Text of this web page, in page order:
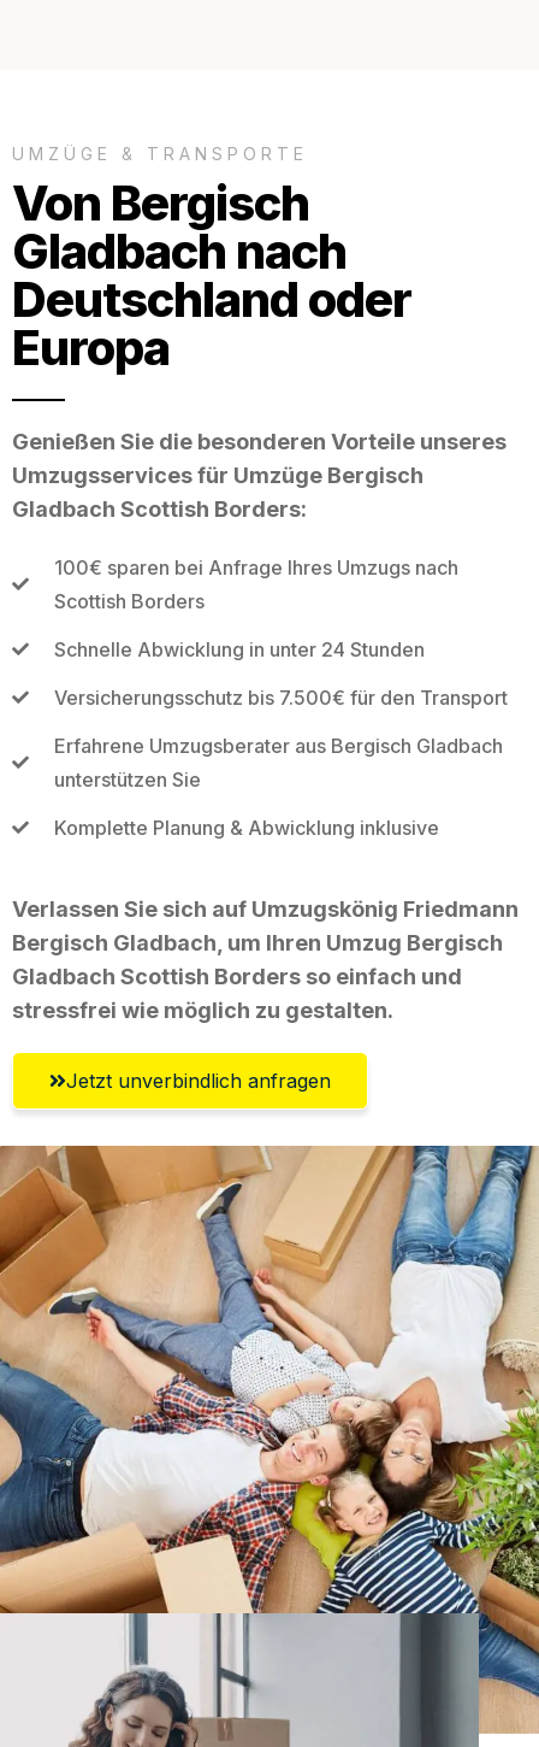
UMZÜGE & TRANSPORTE
Von Bergisch
Gladbach nach
Deutschland oder
Europa
Genießen Sie die besonderen Vorteile unseres
Umzugsservices für Umzüge Bergisch
Gladbach Scottish Borders:
100€ sparen bei Anfrage Ihres Umzugs nach
Scottish Borders
Schnelle Abwicklung in unter 24 Stunden
Versicherungsschutz bis 7.500€ für den Transport
Erfahrene Umzugsberater aus Bergisch Gladbach
unterstützen Sie
Komplette Planung & Abwicklung inklusive
Verlassen Sie sich auf Umzugskönig Friedmann
Bergisch Gladbach, um Ihren Umzug Bergisch
Gladbach Scottish Borders so einfach und
stressfrei wie möglich zu gestalten.
Jetzt unverbindlich anfragen